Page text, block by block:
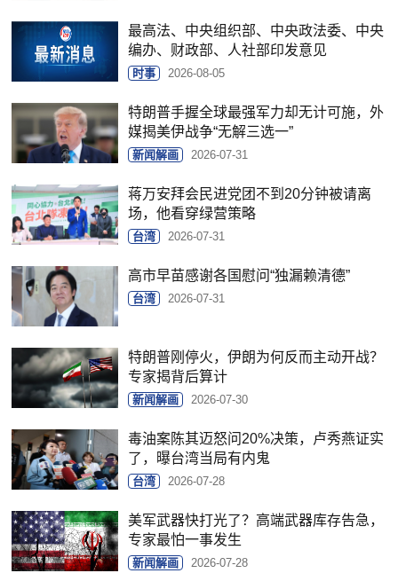
最高法、中央组织部、中央政法委、中央
编办、财政部、人社部印发意见
时事 2026-08-05
特朗普手握全球最强军力却无计可施，外
媒揭美伊战争“无解三选一”
新闻解画 2026-07-31
蒋万安拜会民进党团不到20分钟被请离
场，他看穿绿营策略
台湾 2026-07-31
高市早苗感谢各国慰问“独漏赖清德”
台湾 2026-07-31
特朗普刚停火，伊朗为何反而主动开战？
专家揭背后算计
新闻解画 2026-07-30
毒油案陈其迈怒问20%决策，卢秀燕证实
了，曝台湾当局有内鬼
台湾 2026-07-28
美军武器快打光了？高端武器库存告急，
专家最怕一事发生
新闻解画 2026-07-28